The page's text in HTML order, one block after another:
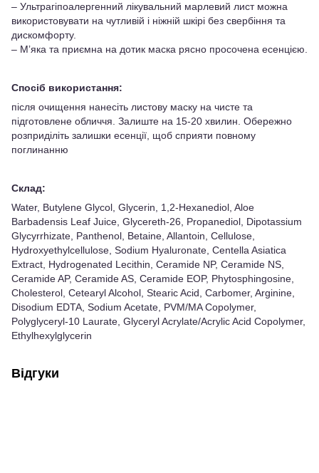
– Ультрагіпоалергенний лікувальний марлевий лист можна
використовувати на чутливій і ніжній шкірі без свербіння та
дискомфорту.
– Мʼяка та приємна на дотик маска рясно просочена есенцією.
Спосіб використання:
після очищення нанесіть листову маску на чисте та
підготовлене обличчя. Залиште на 15-20 хвилин. Обережно
розприділіть залишки есенції, щоб сприяти повному
поглинанню
Склад:
Water, Butylene Glycol, Glycerin, 1,2-Hexanediol, Aloe
Barbadensis Leaf Juice, Glycereth-26, Propanediol, Dipotassium
Glycyrrhizate, Panthenol, Betaine, Allantoin, Cellulose,
Hydroxyethylcellulose, Sodium Hyaluronate, Centella Asiatica
Extract, Hydrogenated Lecithin, Ceramide NP, Ceramide NS,
Ceramide AP, Ceramide AS, Ceramide EOP, Phytosphingosine,
Cholesterol, Cetearyl Alcohol, Stearic Acid, Carbomer, Arginine,
Disodium EDTA, Sodium Acetate, PVM/MA Copolymer,
Polyglyceryl-10 Laurate, Glyceryl Acrylate/Acrylic Acid Copolymer,
Ethylhexylglycerin
Відгуки